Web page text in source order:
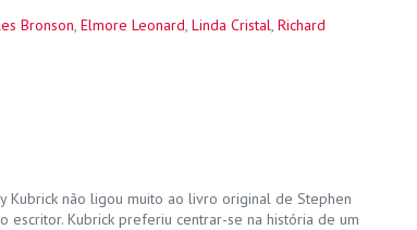
Bronson, Elmore Leonard, Linda Cristal, Richard
Kubrick não ligou muito ao livro original de Stephen
escritor. Kubrick preferiu centrar-se na história de um